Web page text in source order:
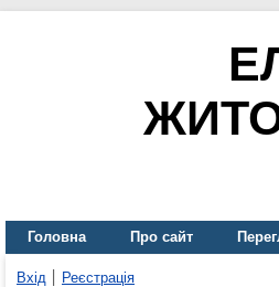
Головна Про сайт
Вхід Реєстрація